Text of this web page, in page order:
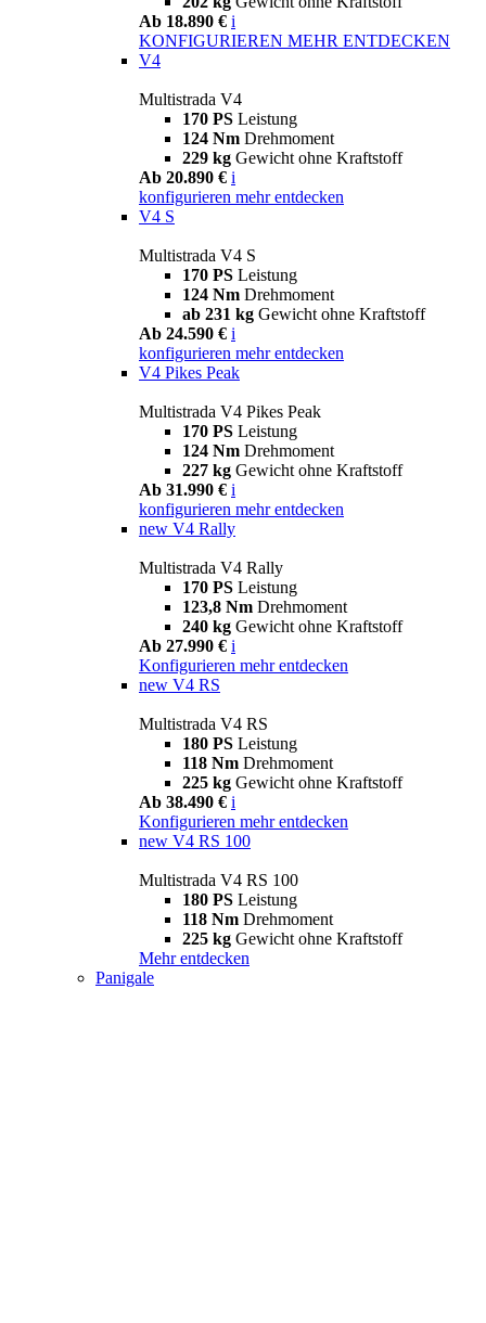
Ab 18.890 € i
KONFIGURIEREN MEHR ENTDECKEN
V4
Multistrada V4
170 PS Leistung
124 Nm Drehmoment
229 kg Gewicht ohne Kraftstoff
Ab 20.890 € i
konfigurieren mehr entdecken
V4 S
Multistrada V4 S
170 PS Leistung
124 Nm Drehmoment
ab 231 kg Gewicht ohne Kraftstoff
Ab 24.590 € i
konfigurieren mehr entdecken
V4 Pikes Peak
Multistrada V4 Pikes Peak
170 PS Leistung
124 Nm Drehmoment
227 kg Gewicht ohne Kraftstoff
Ab 31.990 € i
konfigurieren mehr entdecken
new V4 Rally
Multistrada V4 Rally
170 PS Leistung
123,8 Nm Drehmoment
240 kg Gewicht ohne Kraftstoff
Ab 27.990 € i
Konfigurieren mehr entdecken
new V4 RS
Multistrada V4 RS
180 PS Leistung
118 Nm Drehmoment
225 kg Gewicht ohne Kraftstoff
Ab 38.490 € i
Konfigurieren mehr entdecken
new V4 RS 100
Multistrada V4 RS 100
180 PS Leistung
118 Nm Drehmoment
225 kg Gewicht ohne Kraftstoff
Mehr entdecken
Panigale